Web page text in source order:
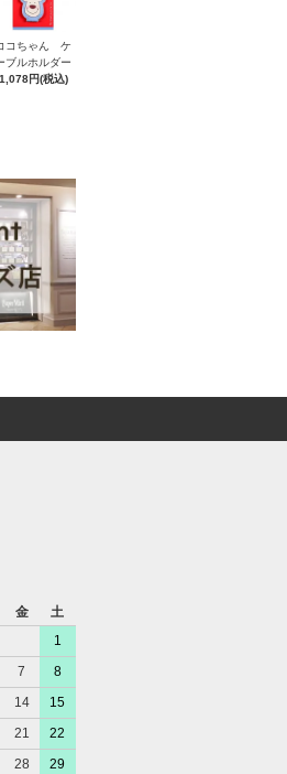
コちゃん ケ
ブルホルダー
1,078円(税込)
金
土
1
7
8
14
15
21
22
28
29